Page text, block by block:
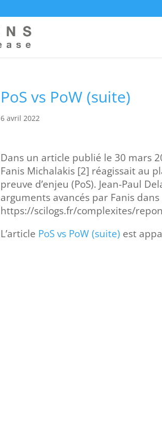
PoS vs PoW (suite)
6 avril 2022
Dans un article publié le 30 mars
Fanis Michalakis [2] réagissait au
preuve d’enjeu (PoS). Jean-Paul
arguments avancés par Fanis
https://scilogs.fr/complexites/
L’article PoS vs PoW (suite) est